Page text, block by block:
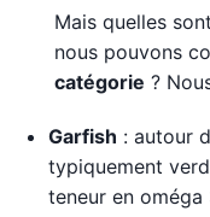
Mais quelles
nous pouvons
catégorie ?
Garfish : autour
typiquement
teneur en oméga